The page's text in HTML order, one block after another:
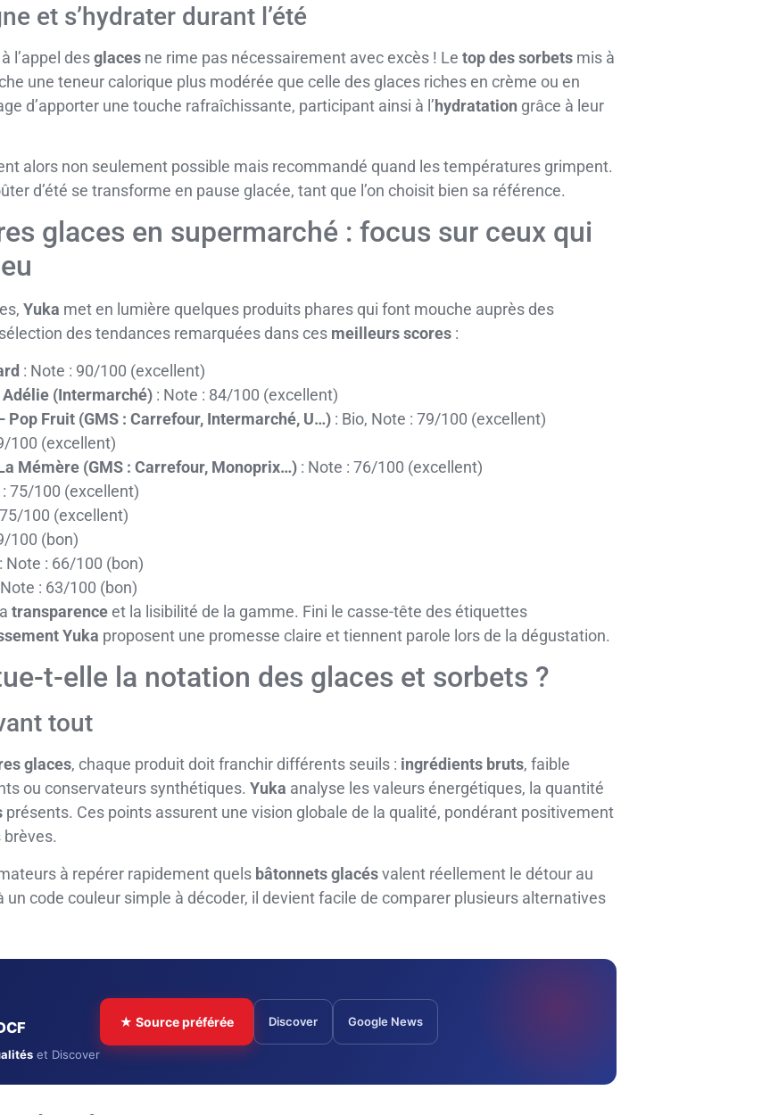
et s’hydrater durant l’été
l’appel desglaces ne rime pas nécessairement avec excès ! Le top des sorbets mis à
une teneur calorique plus modérée que celle des glaces riches en crème ou en
d’apporter une touche rafraîchissante, participant ainsi à l’hydratation grâce à leur
alors non seulement possible mais recommandé quand les températures grimpent.
d’été se transforme en pause glacée, tant que l’on choisit bien sa référence.
glaces en supermarché : focus sur ceux qui
Yuka met en lumière quelques produits phares qui font mouche auprès des
des tendances remarquées dans ces meilleurs scores :
: Note : 90/100 (excellent)
(Intermarché) : Note : 84/100 (excellent)
Fruit (GMS : Carrefour, Intermarché, U…) : Bio, Note : 79/100 (excellent)
100 (excellent)
Mémère (GMS : Carrefour, Monoprix…) : Note : 76/100 (excellent)
: 75/100 (excellent)
100 (excellent)
100 (bon)
: Note : 66/100 (bon)
: 63/100 (bon)
transparenceet la lisibilité de la gamme. Fini le casse-tête des étiquettes
Yuka proposent une promesse claire et tiennent parole lors de la dégustation.
t-elle la notation des glaces et sorbets ?
tout
glaces, chaque produit doit franchir différents seuils : ingrédients bruts, faible
ou conservateurs synthétiques. Yuka analyse les valeurs énergétiques, la quantité
présents. Ces points assurent une vision globale de la qualité, pondérant positivement
à repérer rapidement quels bâtonnets glacésvalent réellement le détour au
un code couleur simple à décoder, il devient facile de comparer plusieurs alternatives
et Discover
★ Source préférée Discover Google News